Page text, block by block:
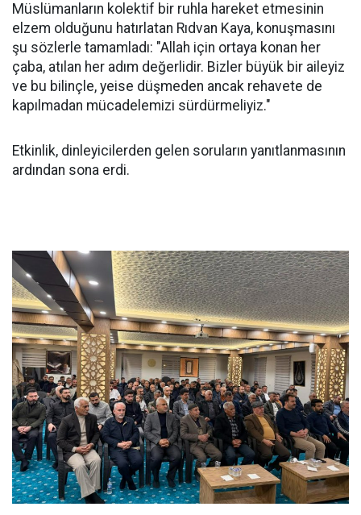
Müslümanların kolektif bir ruhla hareket etmesinin
elzem olduğunu hatırlatan Rıdvan Kaya, konuşmasını
şu sözlerle tamamladı: "Allah için ortaya konan her
çaba, atılan her adım değerlidir. Bizler büyük bir aileyiz
ve bu bilinçle, yeise düşmeden ancak rehavete de
kapılmadan mücadelemizi sürdürmeliyiz."
Etkinlik, dinleyicilerden gelen soruların yanıtlanmasının
ardından sona erdi.